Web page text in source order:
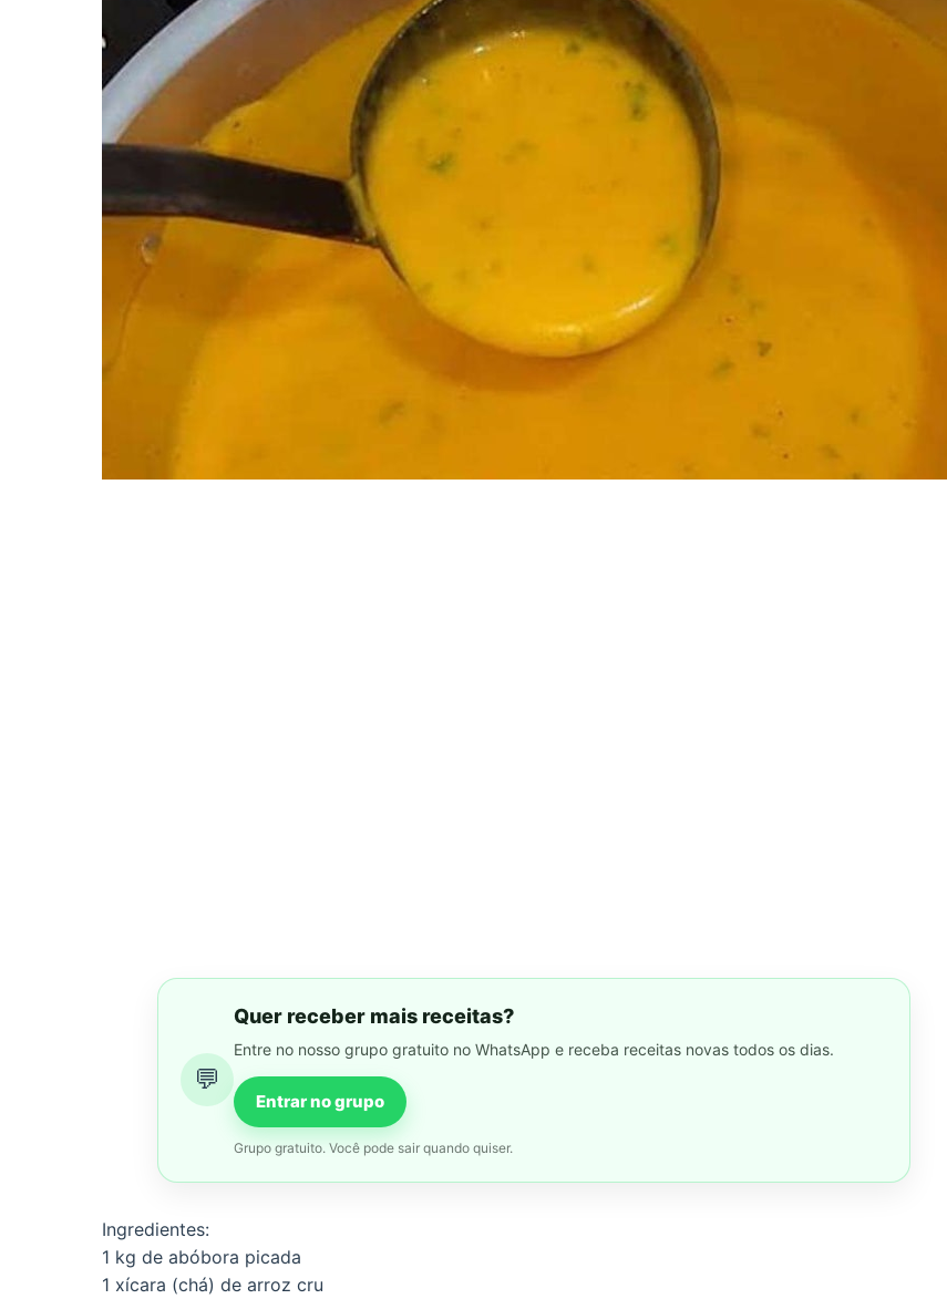
💬
Quer receber mais receitas?
Entre no nosso grupo gratuito no WhatsApp e receba receitas novas todos os dias.
Entrar no grupo
Grupo gratuito. Você pode sair quando quiser.
Ingredientes:
1 kg de abóbora picada
1 xícara (chá) de arroz cru